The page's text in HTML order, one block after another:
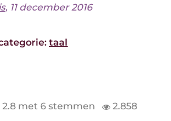
, 11 december 2016
taal
2.8 met 6 stemmen 2.858